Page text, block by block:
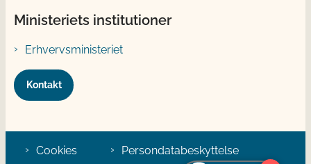
Ministeriets institutioner
Erhvervsministeriet
Kontakt
Cookies Persondatabeskyttelse